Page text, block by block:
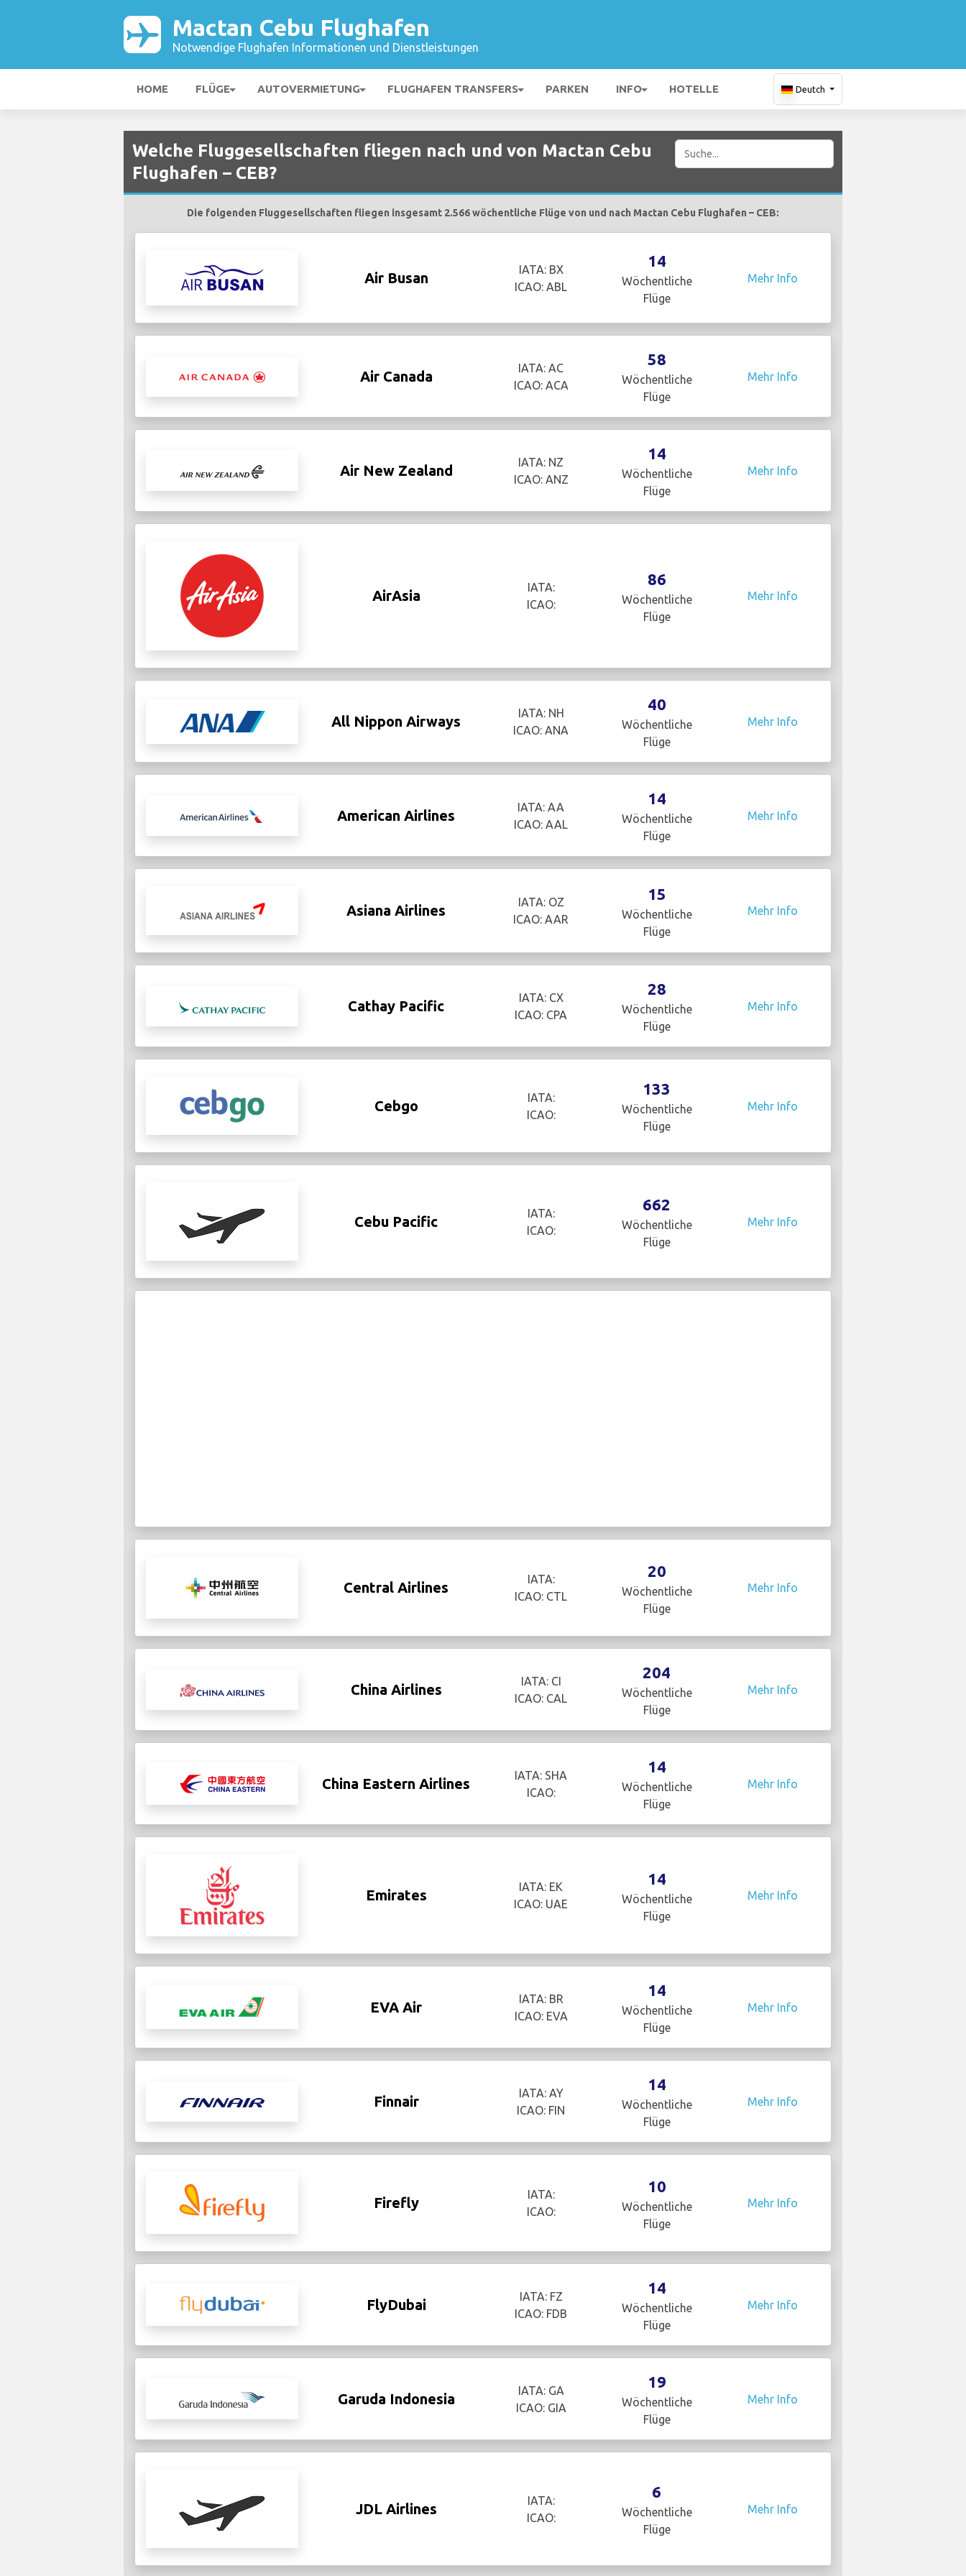
Mactan Cebu Flughafen
Notwendige Flughafen Informationen und Dienstleistungen
HOME FLÜGE AUTOVERMIETUNG FLUGHAFEN TRANSFERS PARKEN INFO HOTELLE Deutch
Welche Fluggesellschaften fliegen nach und von Mactan Cebu
Flughafen – CEB?
Die folgenden Fluggesellschaften fliegen insgesamt 2.566 wöchentliche Flüge von und nach Mactan Cebu Flughafen – CEB:
Air Busan
IATA: BX
ICAO: ABL
14
Wöchentliche
Flüge
Mehr Info
Air Canada
IATA: AC
ICAO: ACA
58
Wöchentliche
Flüge
Mehr Info
Air New Zealand
IATA: NZ
ICAO: ANZ
14
Wöchentliche
Flüge
Mehr Info
AirAsia
IATA:
ICAO:
86
Wöchentliche
Flüge
Mehr Info
All Nippon Airways
IATA: NH
ICAO: ANA
40
Wöchentliche
Flüge
Mehr Info
American Airlines
IATA: AA
ICAO: AAL
14
Wöchentliche
Flüge
Mehr Info
Asiana Airlines
IATA: OZ
ICAO: AAR
15
Wöchentliche
Flüge
Mehr Info
Cathay Pacific
IATA: CX
ICAO: CPA
28
Wöchentliche
Flüge
Mehr Info
Cebgo
IATA:
ICAO:
133
Wöchentliche
Flüge
Mehr Info
Cebu Pacific
IATA:
ICAO:
662
Wöchentliche
Flüge
Mehr Info
Central Airlines
IATA:
ICAO: CTL
20
Wöchentliche
Flüge
Mehr Info
China Airlines
IATA: CI
ICAO: CAL
204
Wöchentliche
Flüge
Mehr Info
China Eastern Airlines
IATA: SHA
ICAO:
14
Wöchentliche
Flüge
Mehr Info
Emirates
IATA: EK
ICAO: UAE
14
Wöchentliche
Flüge
Mehr Info
EVA Air
IATA: BR
ICAO: EVA
14
Wöchentliche
Flüge
Mehr Info
Finnair
IATA: AY
ICAO: FIN
14
Wöchentliche
Flüge
Mehr Info
Firefly
IATA:
ICAO:
10
Wöchentliche
Flüge
Mehr Info
FlyDubai
IATA: FZ
ICAO: FDB
14
Wöchentliche
Flüge
Mehr Info
Garuda Indonesia
IATA: GA
ICAO: GIA
19
Wöchentliche
Flüge
Mehr Info
JDL Airlines
IATA:
ICAO:
6
Wöchentliche
Flüge
Mehr Info